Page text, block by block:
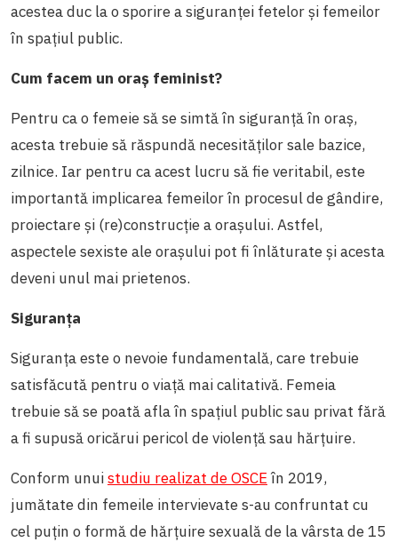
acestea duc la o sporire a siguranței fetelor și femeilor
în spațiul public.
Cum facem un oraș feminist?
Pentru ca o femeie să se simtă în siguranță în oraș,
acesta trebuie să răspundă necesităților sale bazice,
zilnice. Iar pentru ca acest lucru să fie veritabil, este
importantă implicarea femeilor în procesul de gândire,
proiectare și (re)construcție a orașului. Astfel,
aspectele sexiste ale orașului pot fi înlăturate și acesta
deveni unul mai prietenos.
Siguranța
Siguranța este o nevoie fundamentală, care trebuie
satisfăcută pentru o viață mai calitativă. Femeia
trebuie să se poată afla în spațiul public sau privat fără
a fi supusă oricărui pericol de violență sau hărțuire.
Conform unuistudiu realizat de OSCEîn 2019,
jumătate din femeile intervievate s-au confruntat cu
cel puțin o formă de hărțuire sexuală de la vârsta de 15